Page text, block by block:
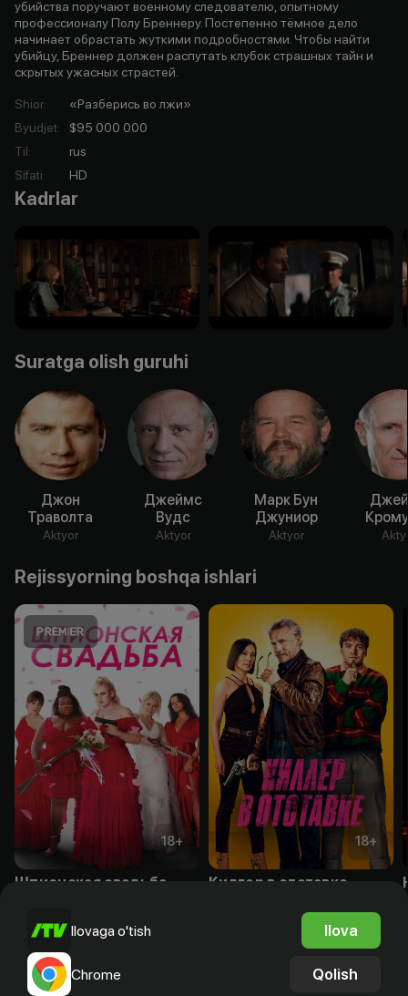
убийства поручают военному следователю, опытному
профессионалу Полу Бреннеру. Постепенно тёмное дело
начинает обрастать жуткими подробностями. Чтобы найти
убийцу, Бреннер должен распутать клубок страшных тайн и
скрытых ужасных страстей.
Shior:
«Разберись во лжи»
Byudjet:
$95 000 000
Til:
rus
Sifati: HD
Kadrlar
Suratga olish guruhi
Джон
Траволта
Aktyor
Джеймс
Вудс
Aktyor
Марк Бун
Джуниор
Aktyor
Rejissyorning boshqa ishlari
18+
Шпионская свадьба
18+
Киллер в отставке
Ilovaga o'tish Ilova
Chrome Qolish